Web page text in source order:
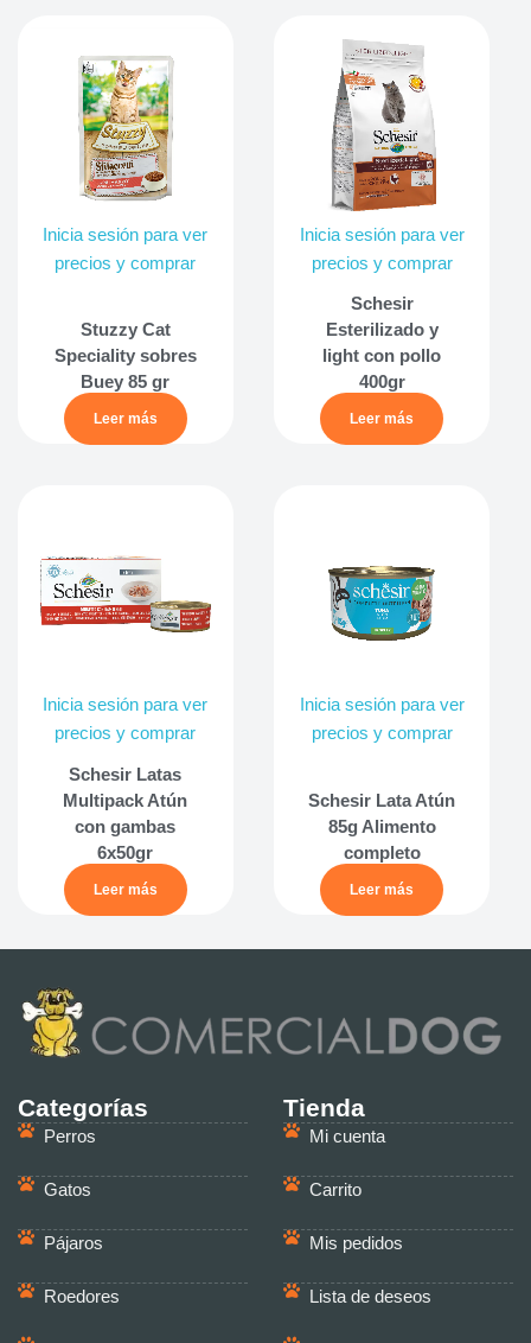
Inicia sesión para ver
precios y comprar
Stuzzy Cat
Speciality sobres
Buey 85 gr
Leer más
Inicia sesión para ver
precios y comprar
Schesir
Esterilizado y
light con pollo
400gr
Leer más
Inicia sesión para ver
precios y comprar
Schesir Latas
Multipack Atún
con gambas
6x50gr
Leer más
Inicia sesión para ver
precios y comprar
Schesir Lata Atún
85g Alimento
completo
Leer más
Categorías
Perros
Gatos
Pájaros
Roedores
Tienda
Mi cuenta
Carrito
Mis pedidos
Lista de deseos